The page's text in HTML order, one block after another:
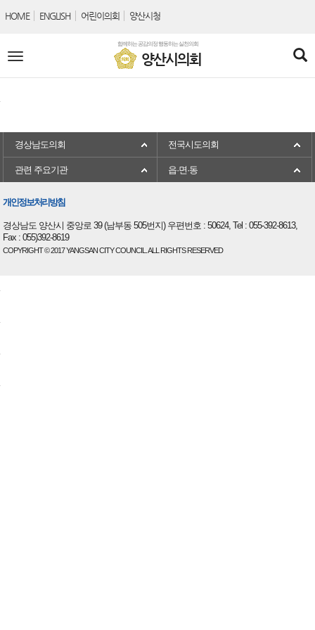
함께하는 공감의정 행동하는 실천의회
양산시의회
HOME ENGLISH 어린이의회 양산시청
전
메
경상남도의회 전국시도의회
관련 주요기관 읍·면·동
개인정보처리방침
경상남도 양산시 중앙로 39 (남부동 505번지) 우편번호 : 50624, Tel : 055-392-8613,
Fax : 055)392-8619
COPYRIGHT © 2017 YANGSAN CITY COUNCIL. ALL RIGHTS RESERVED